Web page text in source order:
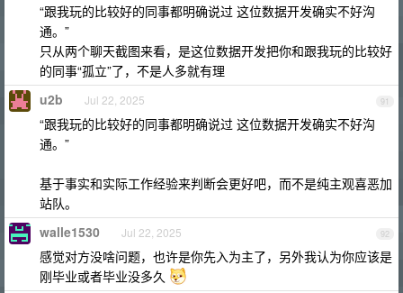
“跟我玩的比较好的同事都明确说过 这位数据开发确实不好沟
通。”
只从两个聊天截图来看，是这位数据开发把你和跟我玩的比较好
的同事“孤立”了，不是人多就有理
91
u2b Jul 22, 2025
“跟我玩的比较好的同事都明确说过 这位数据开发确实不好沟
通。”
基于事实和实际工作经验来判断会更好吧，而不是纯主观喜恶加
站队。
92
walle1530 Jul 22, 2025
感觉对方没啥问题，也许是你先入为主了，另外我认为你应该是
刚毕业或者毕业没多久